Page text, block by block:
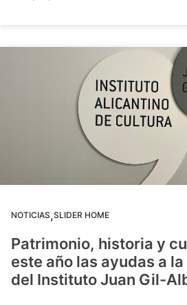
NOTICIAS,SLIDER HOME
Patrimonio, historia y
este año las ayudas a
del Instituto Juan Gil-